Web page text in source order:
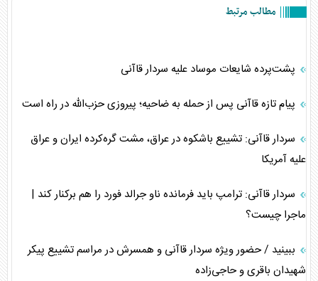
مطالب مرتبط
پشت‌پرده شایعات موساد علیه سردار قاآنی
پیام تازه قاآنی پس از حمله به ضاحیه؛ پیروزی حزب‌الله در راه است
سردار قاآنی: تشییع باشکوه در عراق، مشت گره‌کرده ایران و عراق
علیه آمریکا
سردار قاآنی: ترامپ باید فرمانده ناو جرالد فورد را هم برکنار کند |
ماجرا چیست؟
ببینید / حضور ویژه سردار قاآنی و همسرش در مراسم تشییع پیکر
شهیدان باقری و حاجی‌زاده